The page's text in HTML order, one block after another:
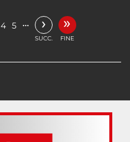
4 5 … ›
SUCC.
»
FINE